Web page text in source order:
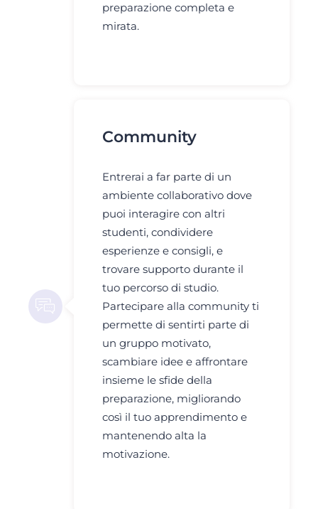
preparazione completa e
mirata.
Community
Entrerai a far parte di un
ambiente collaborativo dove
puoi interagire con altri
studenti, condividere
esperienze e consigli, e
trovare supporto durante il
tuo percorso di studio.
Partecipare alla community ti
permette di sentirti parte di
un gruppo motivato,
scambiare idee e affrontare
insieme le sfide della
preparazione, migliorando
così il tuo apprendimento e
mantenendo alta la
motivazione.